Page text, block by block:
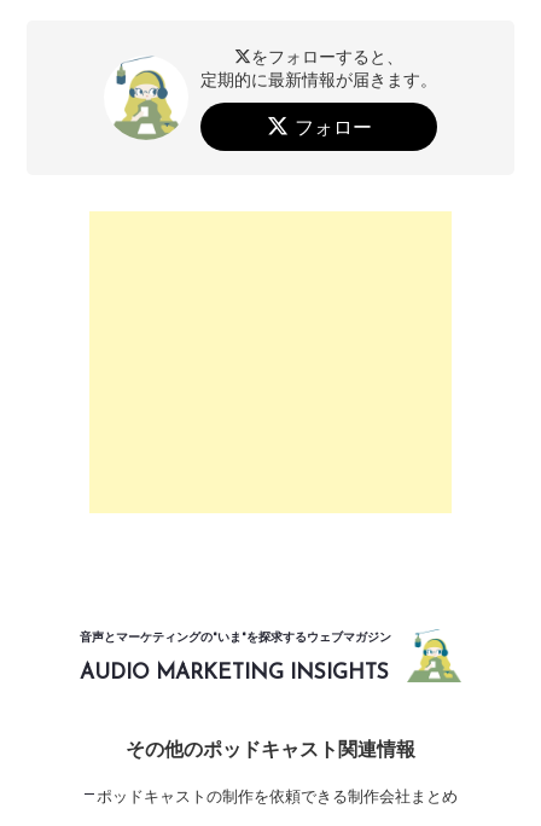
をフォローすると、
定期的に最新情報が届きます。
フォロー
音声とマーケティングの"いま"を探求するウェブマガジン
AUDIO MARKETING INSIGHTS
その他のポッドキャスト関連情報
ポッドキャストの制作を依頼できる制作会社まとめ